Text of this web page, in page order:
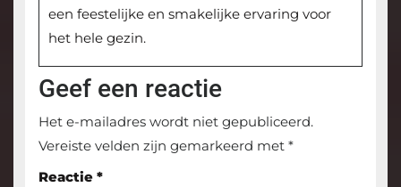
een feestelijke en smakelijke ervaring voor
het hele gezin.
Geef een reactie
Het e-mailadres wordt niet gepubliceerd.
Vereiste velden zijn gemarkeerd met *
Reactie *